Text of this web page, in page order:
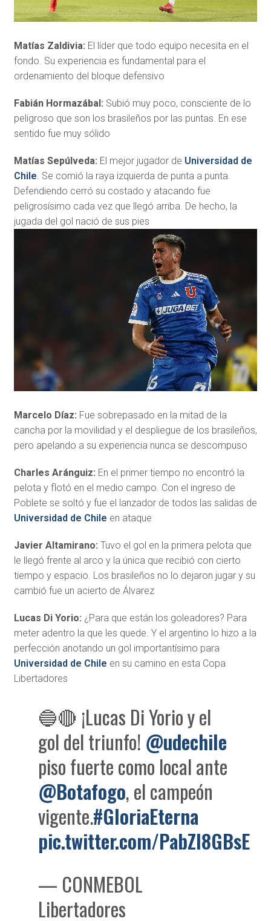
Matías Zaldivia: El líder que todo equipo necesita en el
fondo. Su experiencia es fundamental para el
ordenamiento del bloque defensivo
Fabián Hormazábal: Subió muy poco, consciente de lo
peligroso que son los brasileños por las puntas. En ese
sentido fue muy sólido
Matías Sepúlveda: El mejor jugador de Universidad de
Chile. Se comió la raya izquierda de punta a punta.
Defendiendo cerró su costado y atacando fue
peligrosísimo cada vez que llegó arriba. De hecho, la
jugada del gol nació de sus pies
Marcelo Díaz: Fue sobrepasado en la mitad de la
cancha por la movilidad y el despliegue de los brasileños,
pero apelando a su experiencia nunca se descompuso
Charles Aránguiz: En el primer tiempo no encontró la
pelota y flotó en el medio campo. Con el ingreso de
Poblete se soltó y fue el lanzador de todos las salidas de
Universidad de Chile en ataque
Javier Altamirano: Tuvo el gol en la primera pelota que
le llegó frente al arco y la única que recibió con cierto
tiempo y espacio. Los brasileños no lo dejaron jugar y su
cambió fue un acierto de Álvarez
Lucas Di Yorio: ¿Para que están los goleadores? Para
meter adentro la que les quede. Y el argentino lo hizo a la
perfección anotando un gol importantísimo para
Universidad de Chile en su camino en esta Copa
Libertadores
🔵🔴 ¡Lucas Di Yorio y el
gol del triunfo! @udechile
piso fuerte como local ante
@Botafogo, el campeón
vigente.#GloriaEterna
pic.twitter.com/PabZI8GBsE
— CONMEBOL
Libertadores